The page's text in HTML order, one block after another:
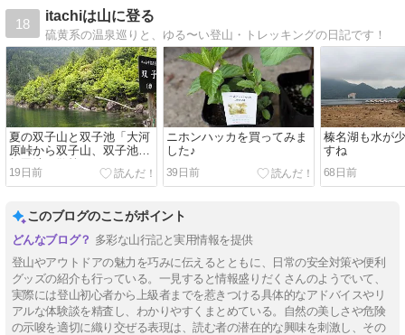
18
itachiは山に登る
硫黄系の温泉巡りと、ゆる〜い登山・トレッキングの日記です！
夏の双子山と双子池「大河
原峠から双子山、双子池、
亀甲池を散策♪」
19日前
ニホンハッカを買ってみま
した♪
39日前
榛名湖も水が
すね
68日前
このブログのここがポイント
多彩な山行記と実用情報を提供
登山やアウトドアの魅力を巧みに伝えるとともに、日常の安全対策や便利
グッズの紹介も行っている。一見すると情報盛りだくさんのようでいて、
実際には登山初心者から上級者までを惹きつける具体的なアドバイスやリ
アルな体験談を精査し、わかりやすくまとめている。自然の美しさや危険
の示唆を適切に織り交ぜる表現は、読む者の潜在的な興味を刺激し、その